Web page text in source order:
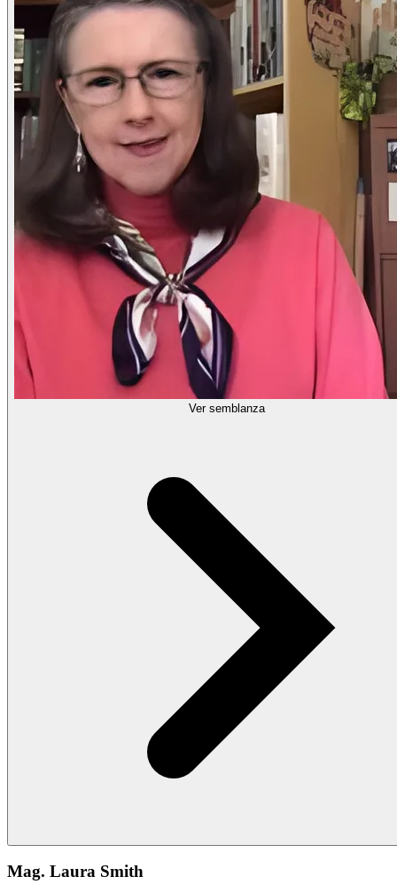
Ver semblanza
Mag. Laura Smith